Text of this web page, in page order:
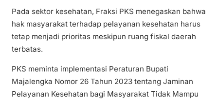
Pada sektor kesehatan, Fraksi PKS menegaskan bahwa
hak masyarakat terhadap pelayanan kesehatan harus
tetap menjadi prioritas meskipun ruang fiskal daerah
terbatas.
PKS meminta implementasi Peraturan Bupati
Majalengka Nomor 26 Tahun 2023 tentang Jaminan
Pelayanan Kesehatan bagi Masyarakat Tidak Mampu